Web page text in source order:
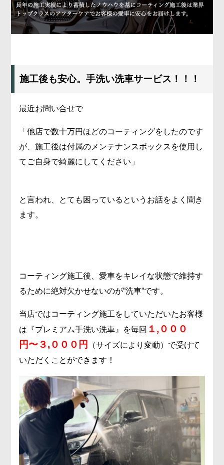
施工後も安心。手洗い洗車サービス！！！
最近お問い合せで
「他店で数十万円ほどのコーティングをしたのです
が、施工後は付属のメンテナンスボックスを使用し
てご自身で綺麗にしてください」
と言われ、とても困っているというお話をよく聞き
ます。
コーティング施工後、愛車をキレイな状態で維持す
るために絶対欠かせないのが”洗車”です。
当店ではコーティング施工をしていただいたお客様
は『プレミアム手洗い洗車』を毎回 １,０００
円〜３,０００円
（サイズにより変動） で受けて
いただくことができます！